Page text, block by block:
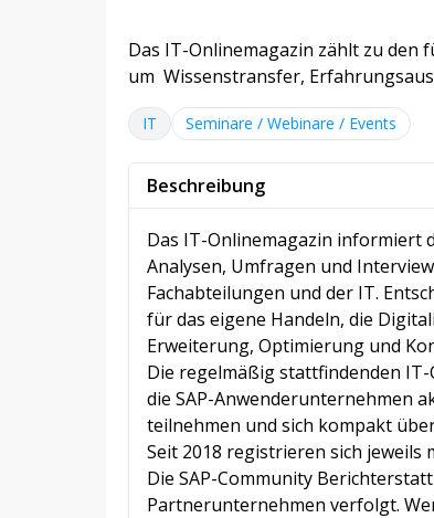
Das IT-Onlinemagazin zählt zu den
um Wissenstransfer,
IT Seminare / Webinare / Events
Beschreibung
Das IT-Onlinemagazin informiert
Analysen, Umfragen und
Fachabteilungen und der IT.
für das eigene Handeln, die
Erweiterung, Optimierung und
Die regelmäßig stattfindenden
die SAP-Anwenderunternehmen
teilnehmen und sich kompakt
Seit 2018 registrieren sich jeweils
Die SAP-Community
Partnerunternehmen verfolgt.